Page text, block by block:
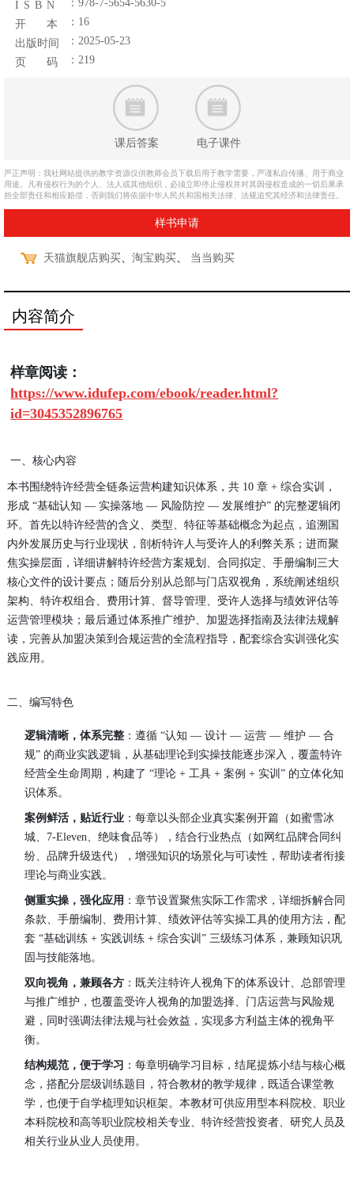
I S B N
：978-7-5654-5630-5
开 本
：16
出版时间
：2025-05-23
页 码
：219
课后答案 电子课件
严正声明：我社网站提供的教学资源仅供教师会员下载后用于教学需要，严谨私自传播、用于商业
用途。凡有侵权行为的个人、法人或其他组织，必须立即停止侵权并对其因侵权造成的一切后果承
担全部责任和相应赔偿，否则我们将依据中华人民共和国相关法律、法规追究其经济和法律责任。
样书申请
天猫旗舰店购买 淘宝购买 当当购买
内容简介
样章阅读：
https://www.idufep.com/ebook/reader.html?
id=3045352896765
一、核心内容
本书围绕特许经营全链条运营构建知识体系，共 10 章 + 综合实训，
形成 “基础认知 — 实操落地 — 风险防控 — 发展维护” 的完整逻辑闭
环。首先以特许经营的含义、类型、特征等基础概念为起点，追溯国
内外发展历史与行业现状，剖析特许人与受许人的利弊关系；进而聚
焦实操层面，详细讲解特许经营方案规划、合同拟定、手册编制三大
核心文件的设计要点；随后分别从总部与门店双视角，系统阐述组织
架构、特许权组合、费用计算、督导管理、受许人选择与绩效评估等
运营管理模块；最后通过体系推广维护、加盟选择指南及法律法规解
读，完善从加盟决策到合规运营的全流程指导，配套综合实训强化实
践应用。
二、编写特色
逻辑清晰，体系完整 ：遵循 “认知 — 设计 — 运营 — 维护 — 合
规” 的商业实践逻辑，从基础理论到实操技能逐步深入，覆盖特许
经营全生命周期，构建了 “理论 + 工具 + 案例 + 实训” 的立体化知
识体系。
案例鲜活，贴近行业 ：每章以头部企业真实案例开篇（如蜜雪冰
城、7-Eleven、绝味食品等），结合行业热点（如网红品牌合同纠
纷、品牌升级迭代），增强知识的场景化与可读性，帮助读者衔接
理论与商业实践。
侧重实操，强化应用 ：章节设置聚焦实际工作需求，详细拆解合同
条款、手册编制、费用计算、绩效评估等实操工具的使用方法，配
套 “基础训练 + 实践训练 + 综合实训” 三级练习体系，兼顾知识巩
固与技能落地。
双向视角，兼顾各方 ：既关注特许人视角下的体系设计、总部管理
与推广维护，也覆盖受许人视角的加盟选择、门店运营与风险规
避，同时强调法律法规与社会效益，实现多方利益主体的视角平
衡。
结构规范，便于学习 ：每章明确学习目标，结尾提炼小结与核心概
念，搭配分层级训练题目，符合教材的教学规律，既适合课堂教
学，也便于自学梳理知识框架。本教材可供应用型本科院校、职业
本科院校和高等职业院校相关专业、特许经营投资者、研究人员及
相关行业从业人员使用。